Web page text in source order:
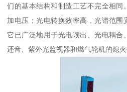
们的基本结构和制造工艺不完全相同
加电压；光电转换效率高，光谱范围
它已广泛地用于光电读出、光电耦合
还音、紫外光监视器和燃气轮机的熄火